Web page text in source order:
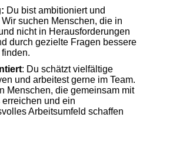
Du bist ambitioniert und
suchen Menschen, die in
nicht in Herausforderungen
durch gezielte Fragen bessere
: Du schätzt vielfältige
und arbeitest gerne im Team.
Menschen, die gemeinsam mit
erreichen und ein
Arbeitsumfeld schaffen